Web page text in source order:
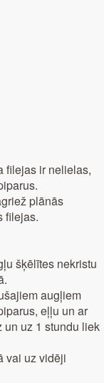
filejas ir nelielas,
plānās
filejas.
šķēlītes nekristu
augļiem
eļļu un ar
uz 1 stundu liek
vai uz vidēji